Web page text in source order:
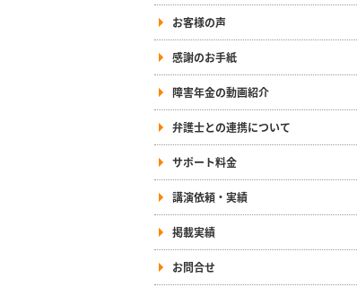
お客様の声
感謝のお手紙
障害年金の動画紹介
弁護士との連携について
サポート料金
講演依頼・実績
掲載実績
お問合せ